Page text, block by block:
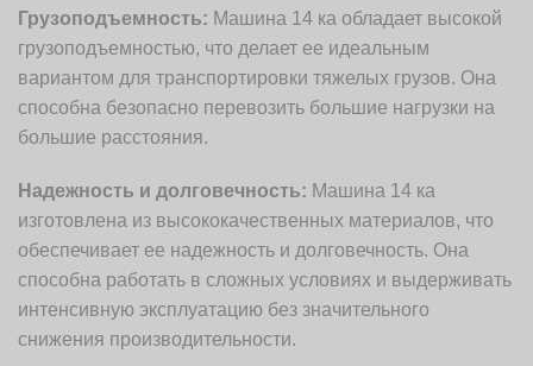
Грузоподъемность: Машина 14 ка обладает высокой
грузоподъемностью, что делает ее идеальным
вариантом для транспортировки тяжелых грузов. Она
способна безопасно перевозить большие нагрузки на
большие расстояния.
Надежность и долговечность: Машина 14 ка
изготовлена из высококачественных материалов, что
обеспечивает ее надежность и долговечность. Она
способна работать в сложных условиях и выдерживать
интенсивную эксплуатацию без значительного
снижения производительности.